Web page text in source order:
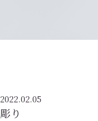
2022.02.05
彫り